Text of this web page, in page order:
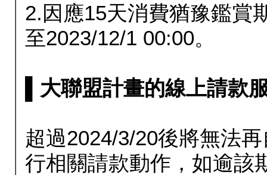
2.因應15天消費猶豫鑑賞
至2023/12/1 00:00。
▌大聯盟計畫的線上請款
超過2024/3/20後將無法
行相關請款動作，如逾該